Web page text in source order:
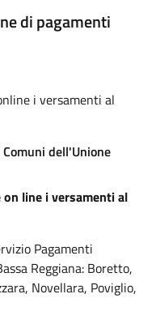
di pagamenti
i versamenti al
dell'Unione
line i versamenti al
Pagamenti
Reggiana: Boretto,
Novellara, Poviglio,